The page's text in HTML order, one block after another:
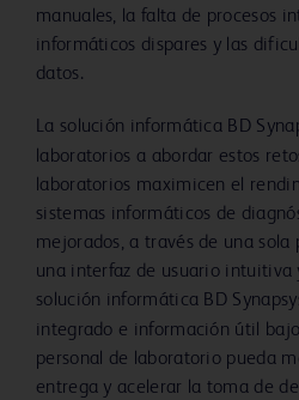
manuales, la falta de procesos
informáticos dispares y las
datos.
La solución informática BD
laboratorios a abordar estos
laboratorios maximicen el
sistemas informáticos de
mejorados, a través de una sola
una interfaz de usuario intuitiva
solución informática BD
integrado e información útil
personal de laboratorio pueda
entrega y acelerar la toma de